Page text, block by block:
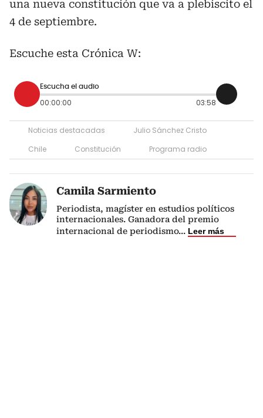
una nueva constitución que va a plebiscito el
4 de septiembre.
Escuche esta Crónica W:
Escucha el audio
00:00:00 03:58
Noticias destacadas
Julio Sánchez Cristo
Chile
Constitución Programa radio
Camila Sarmiento
Periodista, magíster en estudios políticos
internacionales. Ganadora del premio
internacional de periodismo... Leer más